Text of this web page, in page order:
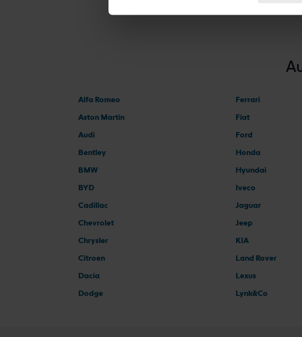
Alfa Romeo
Aston Martin
Audi
Bentley
BMW
BYD
Cadillac
Chevrolet
Chrysler
Citroen
Dacia
Dodge
Ferrari
Fiat
Ford
Honda
Hyundai
Iveco
Jaguar
Jeep
KIA
Land Rover
Lexus
Lynk&Co